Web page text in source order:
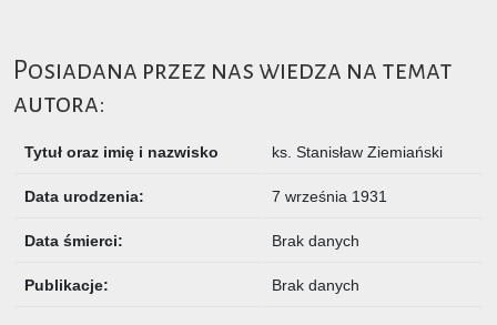
Posiadana przez nas wiedza na temat
autora:
Tytuł oraz imię i nazwisko ks. Stanisław Ziemiański
Data urodzenia: 7 września 1931
Data śmierci: Brak danych
Publikacje: Brak danych